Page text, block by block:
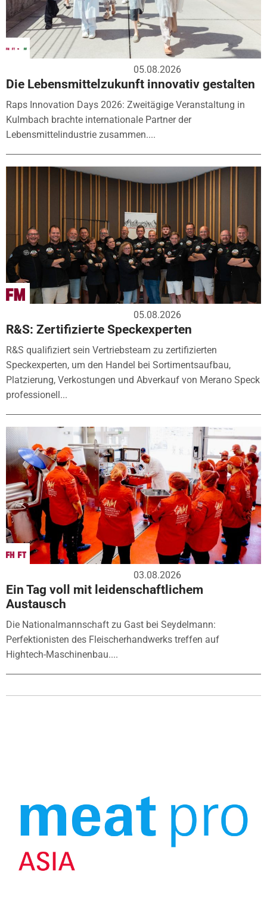
05.08.2026
Die Lebensmittelzukunft innovativ gestalten
Raps Innovation Days 2026: Zweitägige Veranstaltung in
Kulmbach brachte internationale Partner der
Lebensmittelindustrie zusammen....
05.08.2026
R&S: Zertifizierte Speckexperten
R&S qualifiziert sein Vertriebsteam zu zertifizierten
Speckexperten, um den Handel bei Sortimentsaufbau,
Platzierung, Verkostungen und Abverkauf von Merano Speck
professionell...
03.08.2026
Ein Tag voll mit leidenschaftlichem
Austausch
Die Nationalmannschaft zu Gast bei Seydelmann:
Perfektionisten des Fleischerhandwerks treffen auf
Hightech-Maschinenbau....